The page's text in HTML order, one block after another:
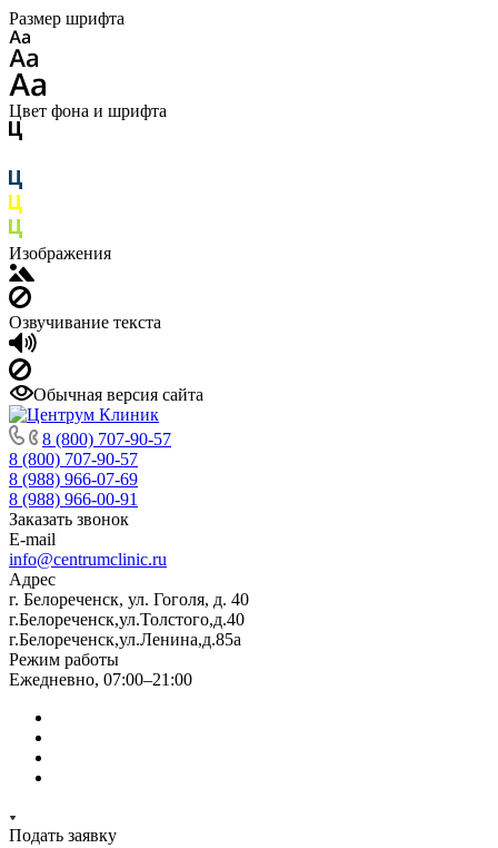
Размер шрифта
Цвет фона и шрифта
Изображения
Озвучивание текста
Обычная версия сайта
8 (800) 707-90-57
8 (800) 707-90-57
8 (988) 966-07-69
8 (988) 966-00-91
Заказать звонок
E-mail
info@centrumclinic.ru
Адрес
г. Белореченск, ул. Гоголя, д. 40
г.Белореченск,ул.Толстого,д.40
г.Белореченск,ул.Ленина,д.85а
Режим работы
Ежедневно, 07:00–21:00
Подать заявку